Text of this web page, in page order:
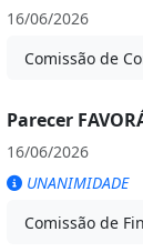
16/06/2026
Comissão de
Parecer
16/06/2026
UNANIMIDADE
Comissão de